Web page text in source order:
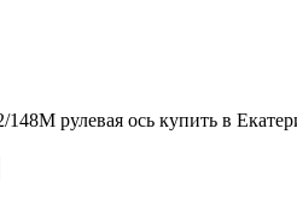
рулевая ось купить в